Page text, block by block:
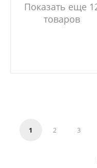
Показать еще
товаров
1 2 3